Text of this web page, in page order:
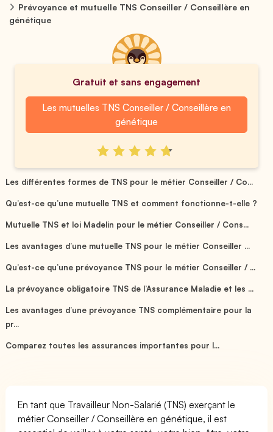
Prévoyance et mutuelle TNS Conseiller / Conseillère en
génétique
Gratuit et sans engagement
Les mutuelles TNS Conseiller / Conseillère en
génétique
Les différentes formes de TNS pour le métier Conseiller / Co...
Qu’est-ce qu’une mutuelle TNS et comment fonctionne-t-elle ?
Mutuelle TNS et loi Madelin pour le métier Conseiller / Cons...
Les avantages d’une mutuelle TNS pour le métier Conseiller ...
Qu’est-ce qu’une prévoyance TNS pour le métier Conseiller / ...
La prévoyance obligatoire TNS de l’Assurance Maladie et les ...
Les avantages d’une prévoyance TNS complémentaire pour la
pr...
Comparez toutes les assurances importantes pour l...
En tant que Travailleur Non-Salarié (TNS) exerçant le
métier Conseiller / Conseillère en génétique, il est